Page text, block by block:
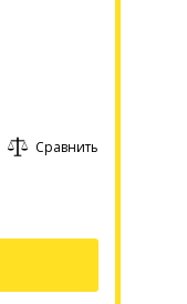
Сравнить